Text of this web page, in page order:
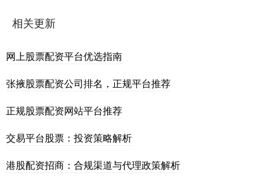
相关更新
网上股票配资平台优选指南
张掖股票配资公司排名，正规平台推荐
正规股票配资网站平台推荐
交易平台股票：投资策略解析
港股配资招商：合规渠道与代理政策解析